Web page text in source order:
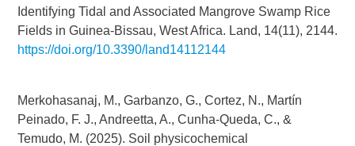
Identifying Tidal and Associated Mangrove Swamp Rice
Fields in Guinea-Bissau, West Africa. Land, 14(11), 2144.
https://doi.org/10.3390/land14112144
Merkohasanaj, M., Garbanzo, G., Cortez, N., Martín
Peinado, F. J., Andreetta, A., Cunha-Queda, C., &
Temudo, M. (2025). Soil physicochemical